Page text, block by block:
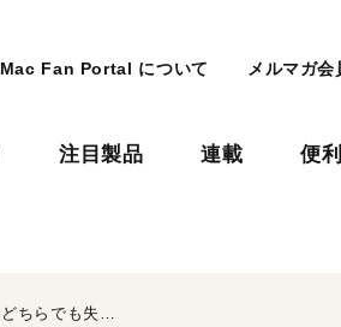
Mac Fan Portal について メルマガ会
注目製品 連載 便
USBメモリはどのフォーマットで初期化するべき？ Mac・Windowsどちらでも失敗しない選び方